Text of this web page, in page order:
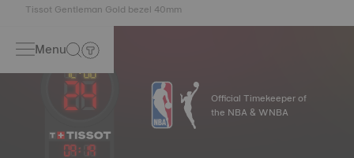
Tissot Gentleman Gold bezel 40mm
Menu
09: 19
Official Timekeeper of
the NBA & WNBA